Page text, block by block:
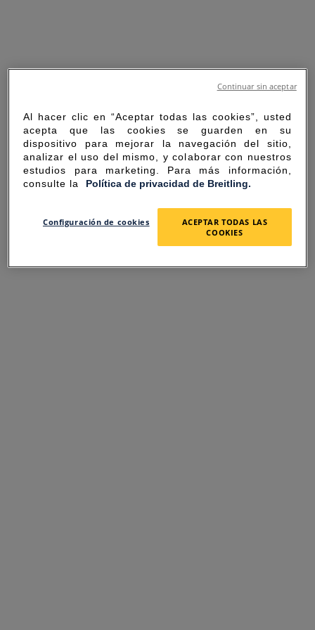
SORRY FOR THE
INCONVENIENCE
Al hacer clic en “Aceptar todas las cookies”, usted
acepta que las cookies se guarden en su
dispositivo para mejorar la navegación del sitio,
analizar el uso del mismo, y colaborar con nuestros
estudios para marketing. Para más información,
consulte la Política de privacidad de Breitling.
Configuración de cookies
ACEPTAR TODAS LAS
COOKIES
Continuar sin aceptar